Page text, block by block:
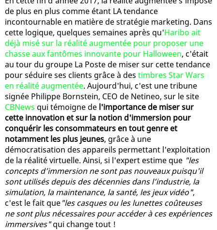
de plus en plus comme étant LA tendance
incontournable en matière de stratégie marketing. Dans
cette logique, quelques semaines après qu'Haribo ait
déjà misé sur la réalité augmentée pour proposer une
chasse aux fantômes innovante pour Halloween, c'était
au tour du groupe La Poste de miser sur cette tendance
pour séduire ses clients grâce à des timbres Star Wars
en réalité augmentée. Aujourd'hui, c'est une tribune
signée Philippe Bornstein, CEO de Netineo, sur le site
CBNews qui témoigne de l'importance de miser sur
cette innovation et sur la notion d'immersion pour
conquérir les consommateurs en tout genre et
notamment les plus jeunes, grâce à une
démocratisation des appareils permettant l'exploitation
de la réalité virtuelle. Ainsi, si l'expert estime que "les
concepts d’immersion ne sont pas nouveaux puisqu'il
sont utilisés depuis des décennies dans l’industrie, la
simulation, la maintenance, la santé, les jeux vidéo",
c'est le fait que"les casques ou les lunettes coûteuses
ne sont plus nécessaires pour accéder à ces expériences
immersives"qui change tout !